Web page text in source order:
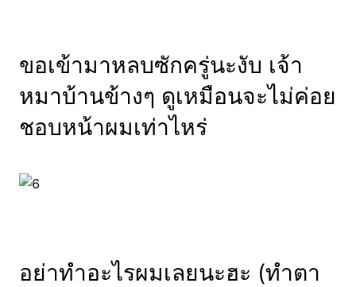
ขอเข้ามาหลบซักครู่นะงับ เจ้า
หมาบ้านข้างๆ ดูเหมือนจะไม่ค่อย
ชอบหน้าผมเท่าไหร่
อย่าทำอะไรผมเลยนะฮะ (ทำตา